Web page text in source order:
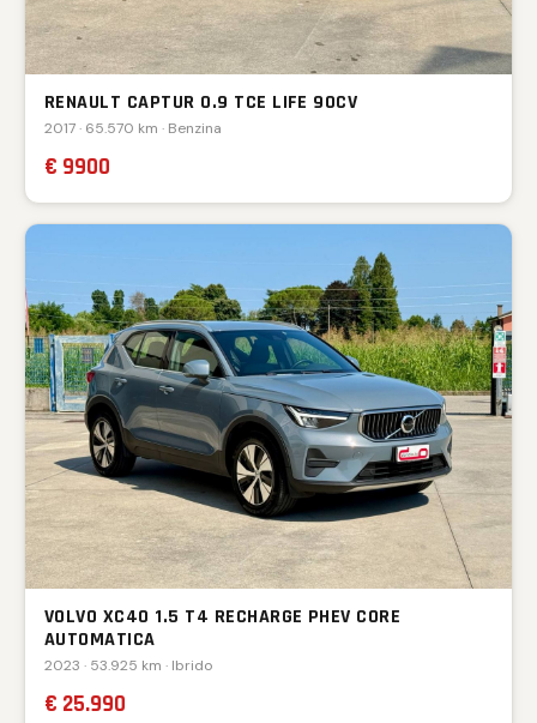
RENAULT CAPTUR 0.9 TCE LIFE 90CV
2017 · 65.570 km · Benzina
€ 9900
VOLVO XC40 1.5 T4 RECHARGE PHEV CORE
AUTOMATICA
2023 · 53.925 km · Ibrido
€ 25.990